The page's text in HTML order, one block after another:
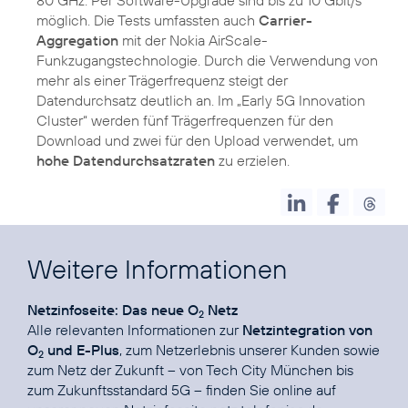
möglich. Die Tests umfassten auch Carrier-
Aggregation mit der Nokia AirScale-
Funkzugangstechnologie. Durch die Verwendung von
mehr als einer Trägerfrequenz steigt der
Datendurchsatz deutlich an. Im „Early 5G Innovation
Cluster“ werden fünf Trägerfrequenzen für den
Download und zwei für den Upload verwendet, um
hohe Datendurchsatzraten zu erzielen.
Weitere Informationen
Netzinfoseite: Das neue O2 Netz
Alle relevanten Informationen zur Netzintegration von
O2 und E-Plus, zum Netzerlebnis unserer Kunden sowie
zum Netz der Zukunft – von Tech City München bis
zum Zukunftsstandard 5G – finden Sie online auf